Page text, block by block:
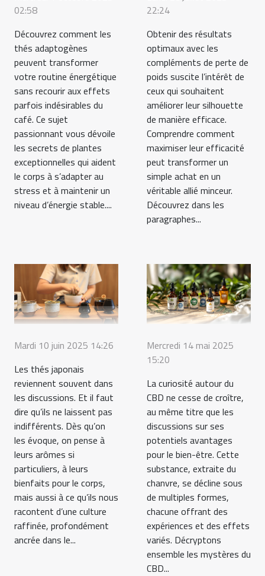
02:58
Découvrez comment les
thés adaptogènes
peuvent transformer
votre routine énergétique
sans recourir aux effets
parfois indésirables du
café. Ce sujet
passionnant vous dévoile
les secrets de plantes
exceptionnelles qui aident
le corps à s’adapter au
stress et à maintenir un
niveau d’énergie stable....
22:24
Obtenir des résultats
optimaux avec les
compléments de perte de
poids suscite l’intérêt de
ceux qui souhaitent
améliorer leur silhouette
de manière efficace.
Comprendre comment
maximiser leur efficacité
peut transformer un
simple achat en un
véritable allié minceur.
Découvrez dans les
paragraphes...
Mardi 10 juin 2025 14:26
Les thés japonais
reviennent souvent dans
les discussions. Et il faut
dire qu’ils ne laissent pas
indifférents. Dès qu’on
les évoque, on pense à
leurs arômes si
particuliers, à leurs
bienfaits pour le corps,
mais aussi à ce qu’ils nous
racontent d’une culture
raffinée, profondément
ancrée dans le...
Mercredi 14 mai 2025
15:20
La curiosité autour du
CBD ne cesse de croître,
au même titre que les
discussions sur ses
potentiels avantages
pour le bien-être. Cette
substance, extraite du
chanvre, se décline sous
de multiples formes,
chacune offrant des
expériences et des effets
variés. Décryptons
ensemble les mystères du
CBD...